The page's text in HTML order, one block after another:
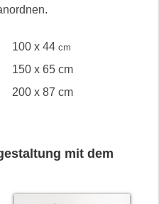
100 x 44 cm
150 x 65 cm
200 x 87 cm
mit dem